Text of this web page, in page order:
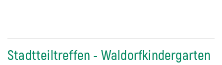
Stadtteiltreffen - Waldorfkindergarten